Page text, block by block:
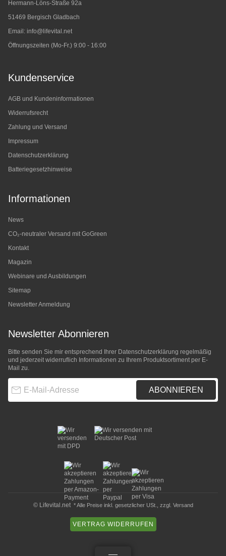
Hermann-Löns-Straße 92a
51469 Bergisch Gladbach
Email: info@lifevital.net
Öffnungszeiten (Mo-Fr.) 9:00 - 16:00
Kundenservice
AGB und Kundeninformationen
Widerrufsrecht
Zahlung und Versand
Impressum
Datenschutzerklärung
Batteriegesetzhinweise
Informationen
News
CO₂-neutraler Versand mit GoGreen
Kontakt
Magazin
Webinare und Ausbildungen
Sitemap
Newsletter Anmeldung
Newsletter Abonnieren
Bitte senden Sie mir entsprechend Ihrer Datenschutzerklärung regelmäßig
und jederzeit widerruflich Informationen zu Ihrem Produktsortiment per E-
Mail zu.
ABONNIEREN
© Lifevital.net* Alle Preise inkl. gesetzlicher USt., zzgl. Versand
VERTRAG WIDERRUFEN